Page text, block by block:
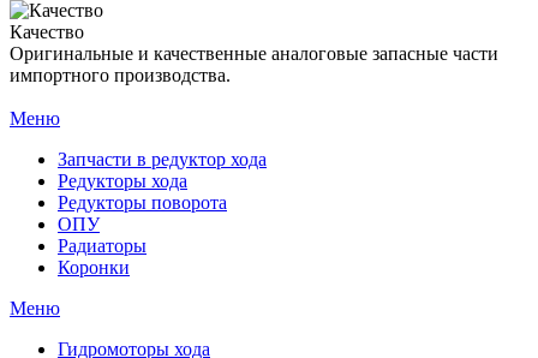
Качество
Оригинальные и качественные аналоговые запасные части
импортного производства.
Меню
Запчасти в редуктор хода
Редукторы хода
Редукторы поворота
ОПУ
Радиаторы
Коронки
Меню
Гидромоторы хода